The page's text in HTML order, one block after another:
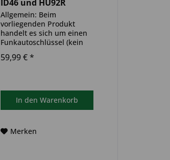
ID46 und HU92R
(Aftermarket Produkt)
Allgemein: Beim
vorliegenden Produkt
handelt es sich um einen
Funkautoschlüssel (kein
Wegfahrsperre
verbaut. Bitte achte darauf,
dass der Autoschlüssel
59,99 € *
In den Warenkorb
Merken